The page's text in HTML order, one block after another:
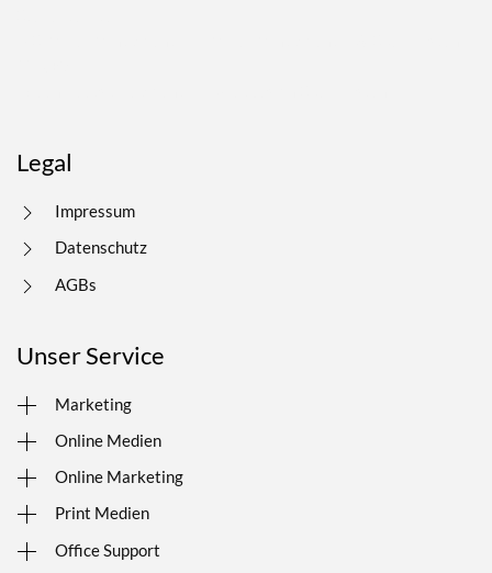
Legal
Impressum
Datenschutz
AGBs
Unser Service
Marketing
Online Medien
Online Marketing
Print Medien
Office Support